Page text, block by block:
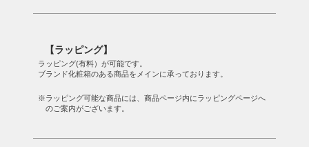
【ラッピング】
ラッピング(有料）が可能です。
ブランド化粧箱のある商品をメインに承っております。
※ラッピング可能な商品には、商品ページ内にラッピングページへ
のご案内がございます。